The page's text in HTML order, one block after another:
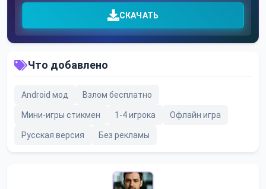
СКАЧАТЬ
Что добавлено
Android мод Взлом бесплатно
Мини-игры стикмен 1-4 игрока Офлайн игра
Русская версия Без рекламы